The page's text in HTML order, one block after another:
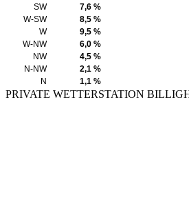
SW
7,6 %
W-SW
8,5 %
W
9,5 %
W-NW
6,0 %
NW
4,5 %
N-NW
2,1 %
N
1,1 %
PRIVATE WETTERSTATION